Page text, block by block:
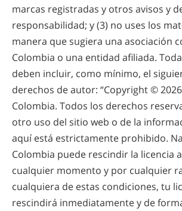
marcas registradas y otros avisos y
responsabilidad; y (3) no uses los
manera que sugiera una asociación
Colombia o una entidad afiliada.
deben incluir, como mínimo, el
derechos de autor: “Copyright ©
Colombia. Todos los derechos
otro uso del sitio web o de la
aquí está estrictamente prohibido.
Colombia puede rescindir la licencia
cualquier momento y por cualquier
cualquiera de estas condiciones, tu
rescindirá inmediatamente y de